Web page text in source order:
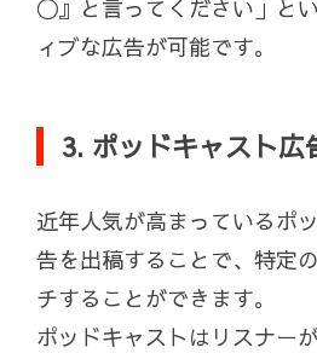
〇』と言ってください」と
ィブな広告が可能です。
3. ポッドキャスト広
近年人気が高まっているポ
告を出稿することで、特定
チすることができます。
ポッドキャストはリスナー